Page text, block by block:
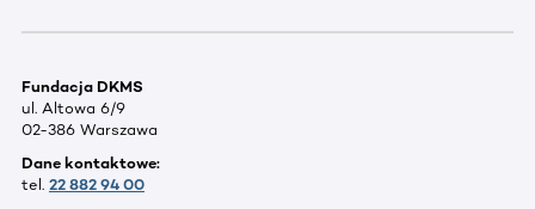
Fundacja DKMS
ul. Altowa 6/9
02-386 Warszawa
Dane kontaktowe:
tel. 22 882 94 00